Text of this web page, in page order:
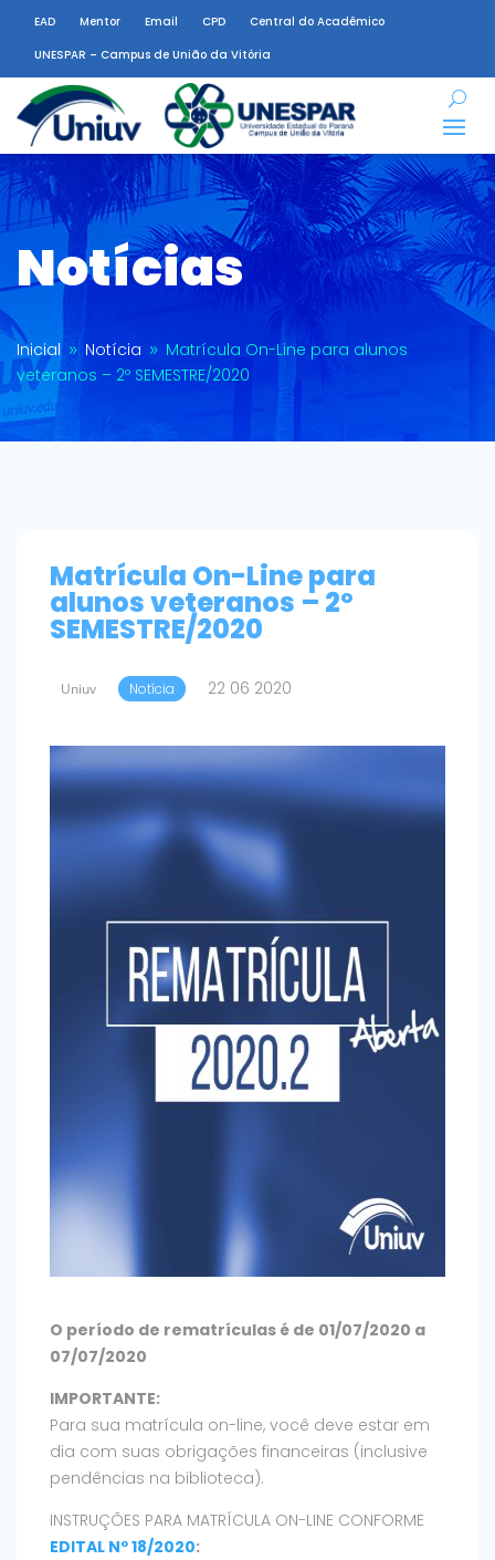
EAD Mentor Email CPD
Central do Acadêmico
UNESPAR – Campus de União da Vitória
Notícias
Inicial 9 Notícia 9 Matrícula On-Line para alunos
veteranos – 2º SEMESTRE/2020
Matrícula On-Line para
alunos veteranos – 2º
SEMESTRE/2020
Uniuv Notícia 22 06 2020
O período de rematrículas é de 01/07/2020 a
07/07/2020
IMPORTANTE:
Para sua matrícula on-line, você deve estar em
dia com suas obrigações financeiras (inclusive
pendências na biblioteca).
INSTRUÇÕES PARA MATRÍCULA ON-LINE CONFORME
EDITAL Nº 18/2020: